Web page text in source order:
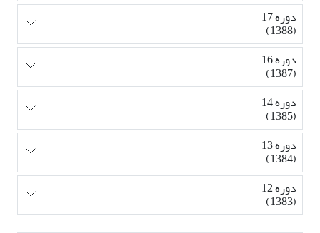
دوره 17
(1388)
دوره 16
(1387)
دوره 14
(1385)
دوره 13
(1384)
دوره 12
(1383)